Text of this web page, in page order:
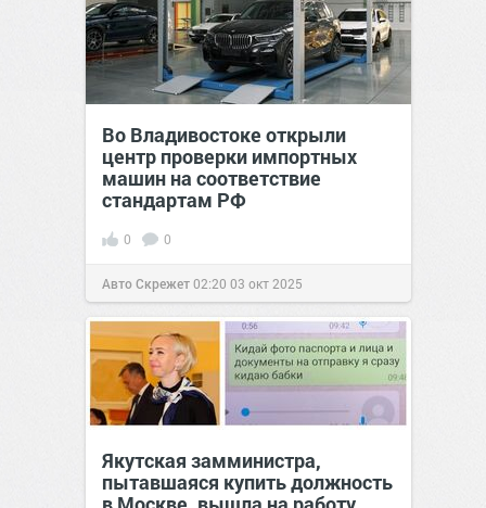
Во Владивостоке открыли
центр проверки импортных
машин на соответствие
стандартам РФ
0 0
Авто Скрежет02:20 03 окт 2025
Якутская замминистра,
пытавшаяся купить должность